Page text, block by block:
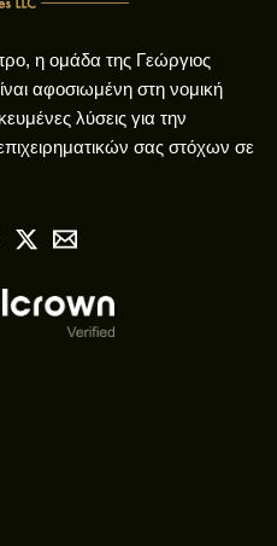
η ομάδα της Γεώργιος
αφοσιωμένη στη νομική
λύσεις για την
σας στόχων σε